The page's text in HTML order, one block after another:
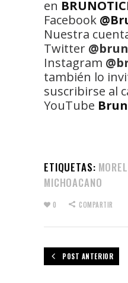
en
Facebook
Nuestra
Twitter
Instagram
también lo
suscribirse al
YouTube
ETIQUETAS:
MICHOACANO
0 COMPARTIR
POST ANTERIOR